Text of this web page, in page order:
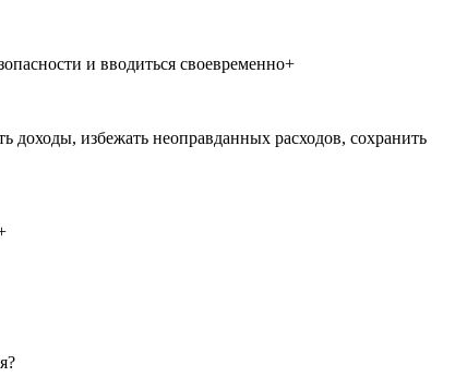
и вводиться своевременно+
избежать неоправданных расходов, сохранить